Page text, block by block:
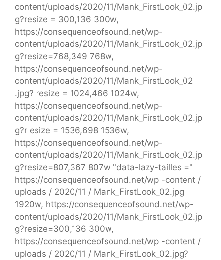
content/uploads/2020/11/Mank_FirstLook_02.jp
g?resize = 300,136 300w,
https://consequenceofsound.net/wp-
content/uploads/2020/11/Mank_FirstLook_02.jp
g?resize=768,349 768w,
https://consequenceofsound.net/wp-
content/uploads/2020/11/Mank_FirstLook_02
.jpg? resize = 1024,466 1024w,
https://consequenceofsound.net/wp-
content/uploads/2020/11/Mank_FirstLook_02.jp
g?r esize = 1536,698 1536w,
https://consequenceofsound.net/wp-
content/uploads/2020/11/Mank_FirstLook_02.jp
g?resize=807,367 807w "data-lazy-tailles ="
https://consequenceofsound.net/wp -content /
uploads / 2020/11 / Mank_FirstLook_02.jpg
1920w, https://consequenceofsound.net/wp-
content/uploads/2020/11/Mank_FirstLook_02.jp
g?resize=300,136 300w,
https://consequenceofsound.net/wp -content /
uploads / 2020/11 / Mank_FirstLook_02.jpg?